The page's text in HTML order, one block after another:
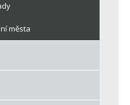
města